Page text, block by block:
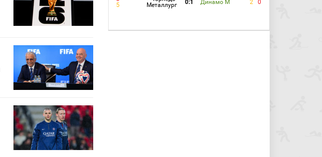
5
Металлург
0:1 Динамо М 2 0